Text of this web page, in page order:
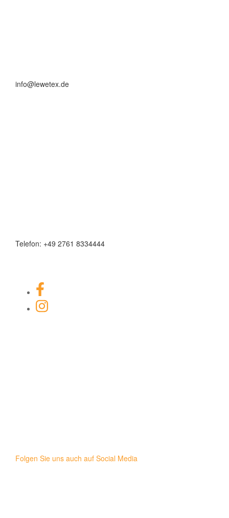
info@lewetex.de
Telefon: +49 2761 8334444
Facebook-Link
Instagram Link
Folgen Sie uns auch auf Social Media